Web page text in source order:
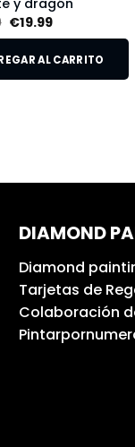
y dragón
€19.99
AL CARRITO
DIAMOND
Diamond
Tarjetas de
Colaboración